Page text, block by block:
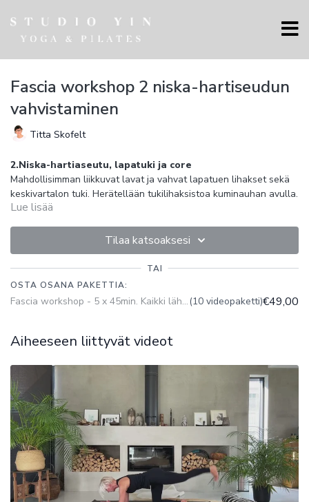
Fascia workshop 2 niska-hartiseudun
vahvistaminen
Titta Skofelt
2.Niska-hartiaseutu, lapatuki ja core
Mahdollisimman liikkuvat lavat ja vahvat lapatuen lihakset sekä
keskivartalon tuki. Herätellään tukilihaksistoa kuminauhan avulla.
Välineet: pallo ja pitkä kuminauha
Fascia-harjoitus sopii kaikille, jotka haluavat tehokkaasti
parantaa suorituskykyään ja edistää hyvinvointiaan. Esimerkiksi
urheilijoille joilla on kireyksiä kehossaan. Sopii erinomaisesti
kaikille jotka haluavat kehoa avaavan ja lihaskipuja helpottavan
harjoituksen.
Fascia harjoituksen hyödyt
parantaa liikkuvuutta ja liikkeen hallintaa
poistaa lihasjännityksiä
parantaa aineenvaihduntaa
Lue lisää
Tilaa katsoaksesi
TAI
OSTA OSANA PAKETTIA:
Fascia workshop - 5 x 45min. Kaikki lähetykset ja tallenteet rajaton käyttöoikeus(10 videopaketti)€49,00
Aiheeseen liittyvät videot